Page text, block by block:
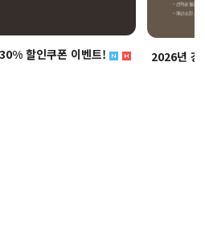
할인쿠폰 이벤트! 2026년 강